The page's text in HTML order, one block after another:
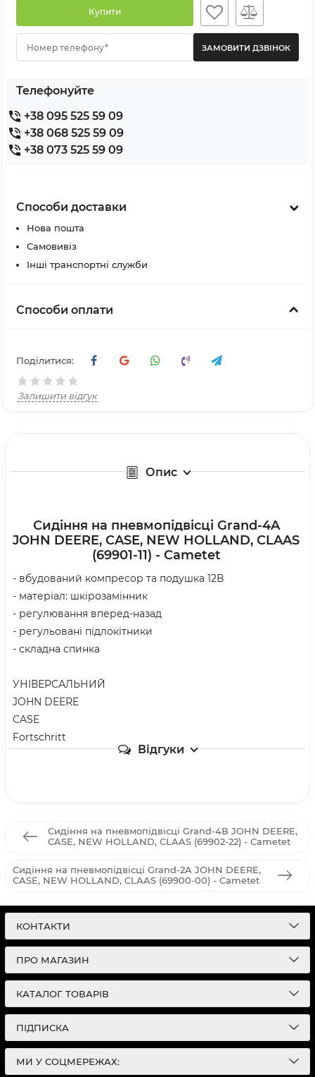
Купити
Номер телефону*
Телефонуйте
+38 095 525 59 09
+38 068 525 59 09
+38 073 525 59 09
Способи доставки
Нова пошта
Самовивіз
Інші транспортні служби
Способи оплати
Поділитися:
Залишити відгук
Опис
Сидіння на пневмопідвісці Grand-4A
JOHN DEERE, CASE, NEW HOLLAND, CLAAS
(69901-11) - Cametet
- вбудований компресор та подушка 12В
- матеріал: шкірозамінник
- регулювання вперед-назад
- регульовані підлокітники
- складна спинка
УНІВЕРСАЛЬНИЙ
JOHN DEERE
CASE
Fortschritt
Відгуки
Сидіння на пневмопідвісці Grand-4В JOHN DEERE,
CASE, NEW HOLLAND, CLAAS (69902-22) - Cametet
Сидіння на пневмопідвісці Grand-2A JOHN DEERE,
CASE, NEW HOLLAND, CLAAS (69900-00) - Cametet
КОНТАКТИ
ПРО МАГАЗИН
КАТАЛОГ ТОВАРІВ
ПІДПИСКА
МИ У СОЦМЕРЕЖАХ: